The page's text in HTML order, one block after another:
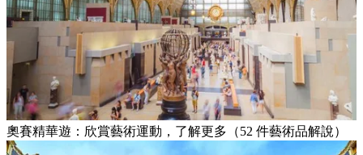
奧賽精華遊：欣賞藝術運動，了解更多（52 件藝術品解說）